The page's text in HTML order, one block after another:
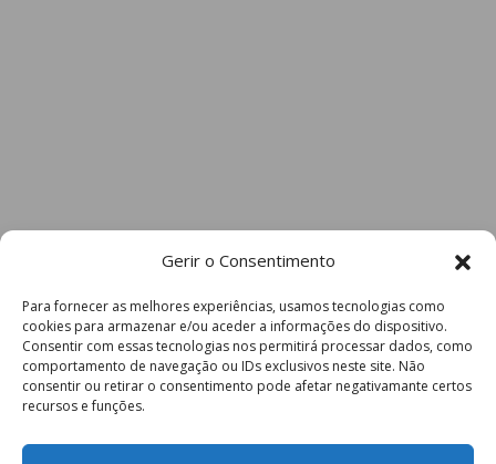
Gerir o Consentimento
Para fornecer as melhores experiências, usamos tecnologias como
cookies para armazenar e/ou aceder a informações do dispositivo.
Consentir com essas tecnologias nos permitirá processar dados, como
comportamento de navegação ou IDs exclusivos neste site. Não
consentir ou retirar o consentimento pode afetar negativamante certos
recursos e funções.